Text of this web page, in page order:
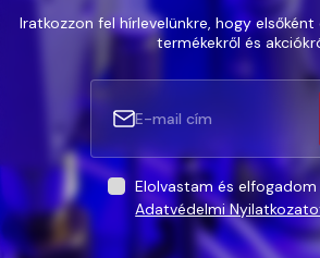
Iratkozzon fel hírlevelünkre, hogy
termékekről és
Elolvastam és elfogadom
Adatvédelmi